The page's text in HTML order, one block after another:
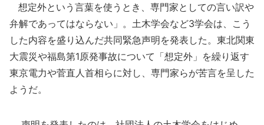
想定外という言葉を使うとき、専門家としての言い訳や
弁解であってはならない」。土木学会など3学会は、こう
した内容を盛り込んだ共同緊急声明を発表した。東北関東
大震災や福島第1原発事故について「想定外」を繰り返す
東京電力や菅直人首相らに対し、専門家らが苦言を呈した
ようだ。